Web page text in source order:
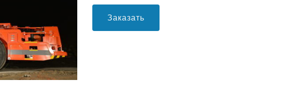
Заказать